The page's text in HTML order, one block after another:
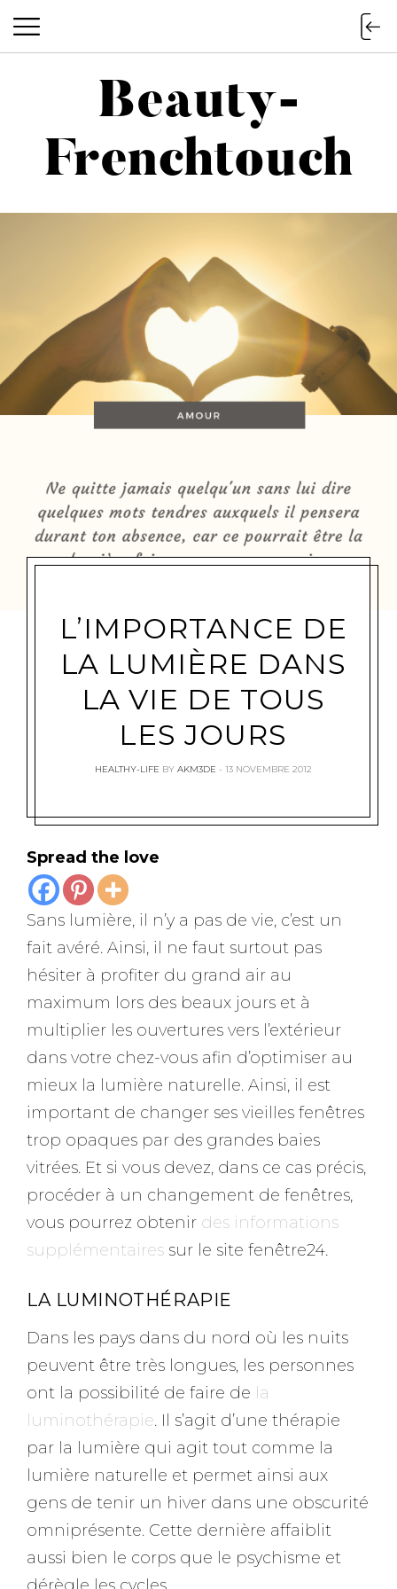
Beauty-Frenchtouch
Beauty-
Frenchtouch
L’IMPORTANCE DE
LA LUMIÈRE DANS
LA VIE DE TOUS
LES JOURS
HEALTHY-LIFE BY AKM3DE 13 NOVEMBRE 2012
Spread the love
Sans lumière, il n’y a pas de vie, c’est un
fait avéré. Ainsi, il ne faut surtout pas
hésiter à profiter du grand air au
maximum lors des beaux jours et à
multiplier les ouvertures vers l’extérieur
dans votre chez-vous afin d’optimiser au
mieux la lumière naturelle. Ainsi, il est
important de changer ses vieilles fenêtres
trop opaques par des grandes baies
vitrées. Et si vous devez, dans ce cas précis,
procéder à un changement de fenêtres,
vous pourrez obtenir des informations
supplémentaires sur le site fenêtre24.
LA LUMINOTHÉRAPIE
Dans les pays dans du nord où les nuits
peuvent être très longues, les personnes
ont la possibilité de faire de la
luminothérapie. Il s’agit d’une thérapie
par la lumière qui agit tout comme la
lumière naturelle et permet ainsi aux
gens de tenir un hiver dans une obscurité
omniprésente. Cette dernière affaiblit
aussi bien le corps que le psychisme et